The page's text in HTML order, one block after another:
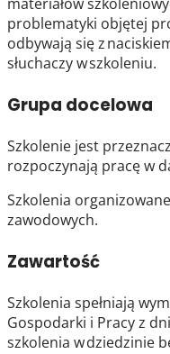
problematyki objętej
odbywają się z
słuchaczy w szkoleniu.
Grupa docelowa
Szkolenie jest
rozpoczynają pracę w
Szkolenia
zawodowych.
Zawartość
Szkolenia spełniają
Gospodarki i Pracy z
szkolenia w dziedzinie